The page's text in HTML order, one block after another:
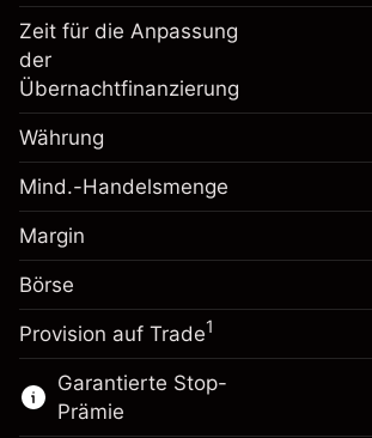
Anpassung der
Übernachtfinanzierung
Gebühren aus
Positionswert
Positionsgröße mit Hebelwirkung
~$2,000.00
Geld aus Hebelwirkung ~
Zur Plattform
Margin. Ihre Investition
Anpassung der
Übernachtfinanzierung
fremdfinanzierten
Positionswert
Positionsgröße mit Hebelwirkung
~$2,000.00
Geld aus Hebelwirkung ~
Zeit für die Anpassung
der
Übernachtfinanzierung
Währung
Mind.-Handelsmenge
Margin
Börse
Provision auf Trade1
Garantierte Stop-
Prämie